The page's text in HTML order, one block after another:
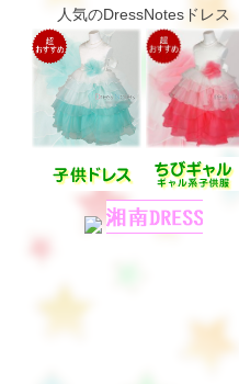
人気のDressNotesドレス